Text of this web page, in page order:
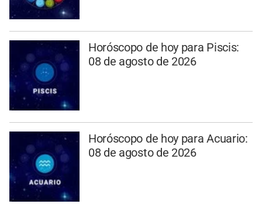
Horóscopo de hoy para Piscis:
08 de agosto de 2026
Horóscopo de hoy para Acuario:
08 de agosto de 2026